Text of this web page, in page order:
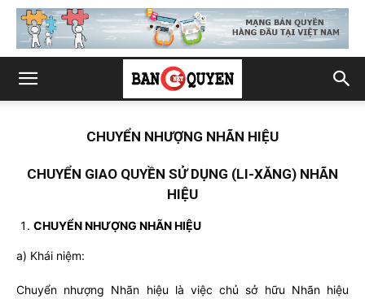
CHUYỂN NHƯỢNG NHÃN HIỆU
CHUYỂN GIAO QUYỀN SỬ DỤNG (LI-XĂNG) NHÃN
HIỆU
CHUYỂN NHƯỢNG NHÃN HIỆU
a) Khái niệm:
Chuyển nhượng Nhãn hiệu là việc chủ sở hữu Nhãn hiệu